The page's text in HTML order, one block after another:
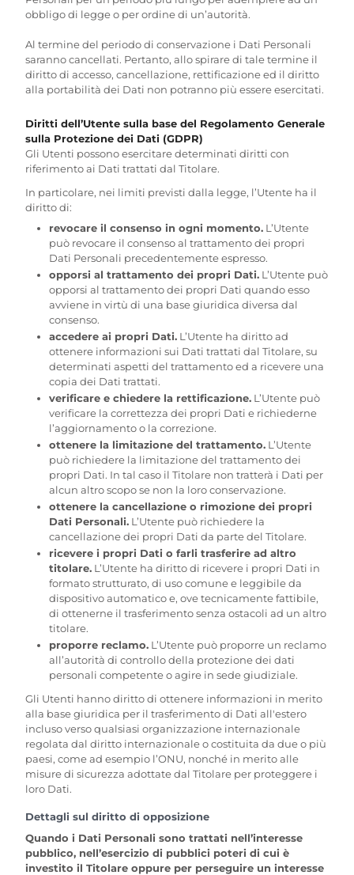
obbligo di legge o per ordine di un’autorità.
Al termine del periodo di conservazione i Dati Personali
saranno cancellati. Pertanto, allo spirare di tale termine il
diritto di accesso, cancellazione, rettificazione ed il diritto
alla portabilità dei Dati non potranno più essere esercitati.
Diritti dell’Utente sulla base del Regolamento Generale
sulla Protezione dei Dati (GDPR)
Gli Utenti possono esercitare determinati diritti con
riferimento ai Dati trattati dal Titolare.
In particolare, nei limiti previsti dalla legge, l’Utente ha il
diritto di:
revocare il consenso in ogni momento. L’Utente
può revocare il consenso al trattamento dei propri
Dati Personali precedentemente espresso.
opporsi al trattamento dei propri Dati. L’Utente può
opporsi al trattamento dei propri Dati quando esso
avviene in virtù di una base giuridica diversa dal
consenso.
accedere ai propri Dati. L’Utente ha diritto ad
ottenere informazioni sui Dati trattati dal Titolare, su
determinati aspetti del trattamento ed a ricevere una
copia dei Dati trattati.
verificare e chiedere la rettificazione. L’Utente può
verificare la correttezza dei propri Dati e richiederne
l’aggiornamento o la correzione.
ottenere la limitazione del trattamento. L’Utente
può richiedere la limitazione del trattamento dei
propri Dati. In tal caso il Titolare non tratterà i Dati per
alcun altro scopo se non la loro conservazione.
ottenere la cancellazione o rimozione dei propri
Dati Personali. L’Utente può richiedere la
cancellazione dei propri Dati da parte del Titolare.
ricevere i propri Dati o farli trasferire ad altro
titolare. L’Utente ha diritto di ricevere i propri Dati in
formato strutturato, di uso comune e leggibile da
dispositivo automatico e, ove tecnicamente fattibile,
di ottenerne il trasferimento senza ostacoli ad un altro
titolare.
proporre reclamo. L’Utente può proporre un reclamo
all’autorità di controllo della protezione dei dati
personali competente o agire in sede giudiziale.
Gli Utenti hanno diritto di ottenere informazioni in merito
alla base giuridica per il trasferimento di Dati all'estero
incluso verso qualsiasi organizzazione internazionale
regolata dal diritto internazionale o costituita da due o più
paesi, come ad esempio l’ONU, nonché in merito alle
misure di sicurezza adottate dal Titolare per proteggere i
loro Dati.
Dettagli sul diritto di opposizione
Quando i Dati Personali sono trattati nell’interesse
pubblico, nell’esercizio di pubblici poteri di cui è
investito il Titolare oppure per perseguire un interesse